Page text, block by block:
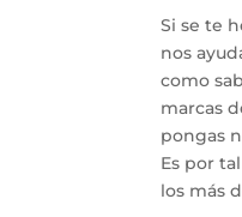
Si se te
nos
como
marcas
pongas
Es por
los más